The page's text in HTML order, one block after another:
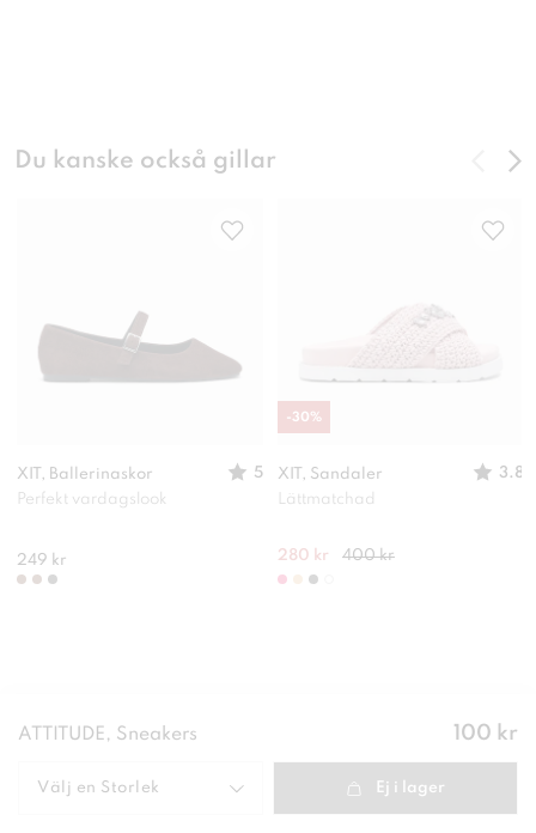
Du kanske också gillar
XIT, Ballerinaskor
5
Perfekt vardagslook
249 kr
XIT, Sandaler
3.8
Lättmatchad
280 kr 400 kr
-30%
ATTITUDE, Sneakers Pris:
100 kr
Välj en Storlek Ej i lager